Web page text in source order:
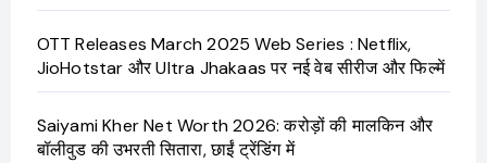
OTT Releases March 2025 Web Series : Netflix,
JioHotstar और Ultra Jhakaas पर नई वेब सीरीज और फिल्में
Saiyami Kher Net Worth 2026: करोड़ों की मालकिन और
बॉलीवुड की उभरती सितारा, छाईं ट्रेंडिंग में